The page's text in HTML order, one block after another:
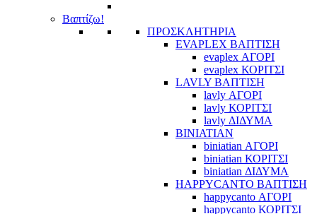
Βαπτίζω!
ΠΡΟΣΚΛΗΤΗΡΙΑ
EVAPLEX ΒΑΠΤΙΣΗ
evaplex ΑΓΟΡΙ
evaplex ΚΟΡΙΤΣΙ
LAVLY ΒΑΠΤΙΣΗ
lavly ΑΓΟΡΙ
lavly ΚΟΡΙΤΣΙ
lavly ΔΙΔΥΜΑ
BINIATIAN
biniatian ΑΓΟΡΙ
biniatian ΚΟΡΙΤΣΙ
biniatian ΔΙΔΥΜΑ
HAPPYCANTO ΒΑΠΤΙΣΗ
happycanto ΑΓΟΡΙ
happycanto ΚΟΡΙΤΣΙ